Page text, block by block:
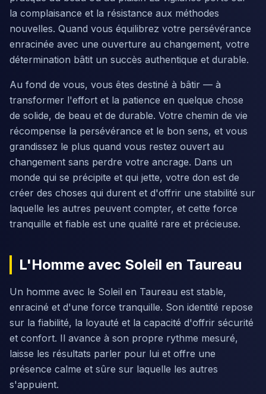
la complaisance et la résistance aux méthodes
nouvelles. Quand vous équilibrez votre persévérance
enracinée avec une ouverture au changement, votre
détermination bâtit un succès authentique et durable.
Au fond de vous, vous êtes destiné à bâtir — à
transformer l'effort et la patience en quelque chose
de solide, de beau et de durable. Votre chemin de vie
récompense la persévérance et le bon sens, et vous
grandissez le plus quand vous restez ouvert au
changement sans perdre votre ancrage. Dans un
monde qui se précipite et qui jette, votre don est de
créer des choses qui durent et d'offrir une stabilité sur
laquelle les autres peuvent compter, et cette force
tranquille et fiable est une qualité rare et précieuse.
L'Homme avec Soleil en Taureau
Un homme avec le Soleil en Taureau est stable,
enraciné et d'une force tranquille. Son identité repose
sur la fiabilité, la loyauté et la capacité d'offrir sécurité
et confort. Il avance à son propre rythme mesuré,
laisse les résultats parler pour lui et offre une
présence calme et sûre sur laquelle les autres
s'appuient.